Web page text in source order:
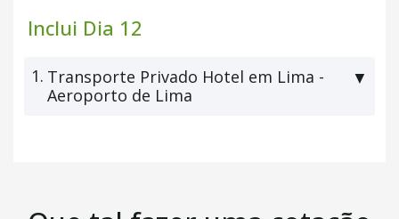
Inclui Dia 12
1. Transporte Privado Hotel em Lima -
Aeroporto de Lima
▼